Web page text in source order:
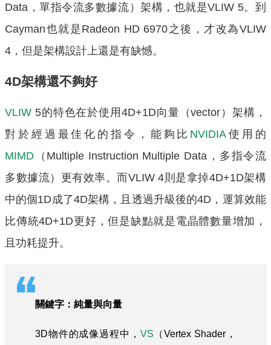
Data，單指令流多數據流）架構，也就是VLIW 5。到
Cayman也就是Radeon HD 6970之後，才改為VLIW
4，但是架構設計上還是有缺憾。
4D架構還不夠好
VLIW 5的特色在於使用4D+1D向量（vector）架構，
對於經過最佳化的指令，能夠比 NVIDIA 使用的
MIMD （Multiple Instruction Multiple Data，多指令流
多數據流）更有效率。而VLIW 4則是拿掉4D+1D架構
中的個1D成了4D架構，且透過升級後的4D，運算效能
比傳統4D+1D更好，但是缺點就是電晶體數量增加，
且功耗提升。
關鍵字：純量與向量
3D物件的成像過程中， VS （Vertex Shader，